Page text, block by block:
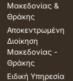
Μακεδονίας &
Θράκης
Αποκεντρωμένη
Διοίκηση
Μακεδονίας -
Θράκης
Ειδική Υπηρεσία